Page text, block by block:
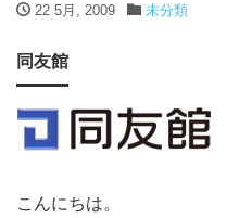
22 5月, 2009 未分類
同友館
こんにちは。